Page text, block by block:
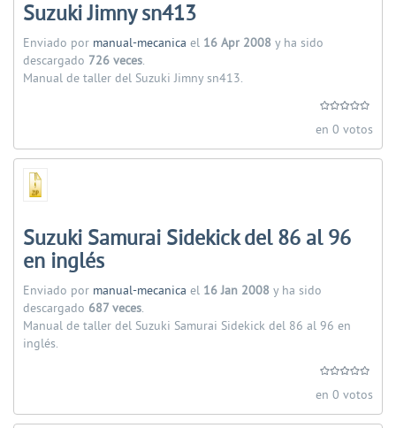
Suzuki Jimny sn413
Enviado por manual-mecanica el 16 Apr 2008 y ha sido
descargado 726 veces.
Manual de taller del Suzuki Jimny sn413.
en 0 votos
Suzuki Samurai Sidekick del 86 al 96
en inglés
Enviado por manual-mecanica el 16 Jan 2008 y ha sido
descargado 687 veces.
Manual de taller del Suzuki Samurai Sidekick del 86 al 96 en
inglés.
en 0 votos